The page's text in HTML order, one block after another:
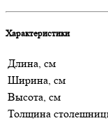
Характеристики
Длина, см
Ширина, см
Высота, см
Толщина